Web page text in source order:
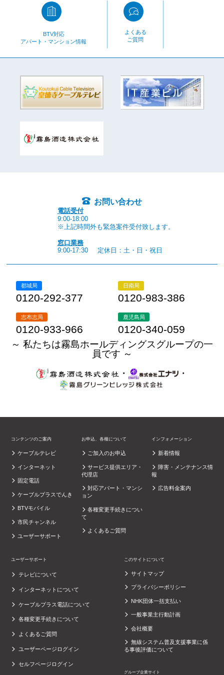
BTV対応
アパート・マンション情報
よくある
ご質問
お問い合わせ
電話受付
9:00-18:00
※上記時間外も緊急案件受付致します。
窓口業務
9:00-17:30
定休日：土・日・祝日
都城局
0120-292-377
日南局
0120-983-386
志布志局
0120-933-966
鹿児島局
0120-340-059
～ 私たちは霧島ホールディングスグループの一
員です ～
・
・
コンテンツのご案内
ケーブルテレビ
インターネット
固定電話
ケーブルプラスでんき
BTVモバイル
市民チャンネル
ユーザーサポート
お申込、各種について
ご加入のお申込
サービス提供エリア・
代理店
対応アパート・マンシ
ョン
各種変更手続きについ
て
よくあるご質問
インフォメーション
新着情報
障害・メンテナンス情
報
広告料金案内
ユーザーサポート
テレビについて
インターネットについて
ケーブルプラス電話について
各種変更手続きについて
よくあるご質問
ユーザーページログイン
セルフページログイン
このサイトについて
サイトマップ
プライバシーポリシー
NHK団体一括支払い
一般事業主行動計画
会社概要
無線システム普及支援事業に係
る事後評価について
グループ企業サイト